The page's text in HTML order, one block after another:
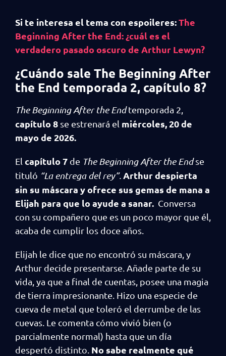
Si te interesa el tema con espoileres:The
Beginning After the End: ¿cuál es el
verdadero pasado oscuro de Arthur Lewyn?
¿Cuándo sale The Beginning After
the End temporada 2, capítulo 8?
The Beginning After the Endtemporada 2,
capítulo 8 se estrenará el miércoles, 20 de
mayo de 2026.
El capítulo 7 de The Beginning After the Endse
tituló “La entrega del rey”.Arthur despierta
sin su máscara y ofrece sus gemas de mana a
Elijah para que lo ayude a sanar. Conversa
con su compañero que es un poco mayor que él,
acaba de cumplir los doce años.
Elijah le dice que no encontró su máscara, y
Arthur decide presentarse. Añade parte de su
vida, ya que a final de cuentas, posee una magia
de tierra impresionante. Hizo una especie de
cueva de metal que toleró el derrumbe de las
cuevas. Le comenta cómo vivió bien (o
parcialmente normal) hasta que un día
despertó distinto. No sabe realmente qué